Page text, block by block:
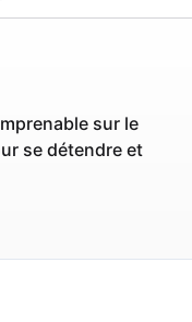
sur le
se détendre et